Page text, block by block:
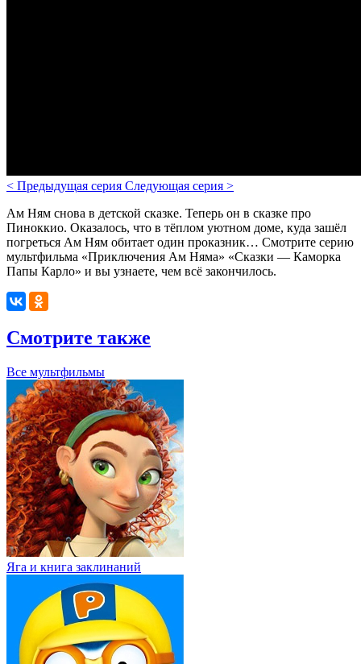
< Предыдущая серия Следующая серия >
Ам Ням снова в детской сказке. Теперь он в сказке про
Пиноккио. Оказалось, что в тёплом уютном доме, куда зашёл
погреться Ам Ням обитает один проказник… Смотрите серию
мультфильма «Приключения Ам Няма» «Сказки — Каморка
Папы Карло» и вы узнаете, чем всё закончилось.
Смотрите также
Все мультфильмы
Яга и книга заклинаний